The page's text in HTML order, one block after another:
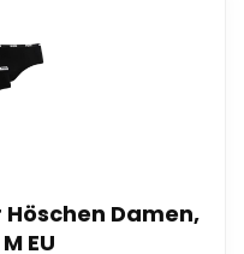
Höschen Damen,
EU